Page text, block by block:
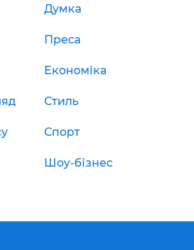
Думка
Преса
Економіка
Стиль
Спорт
Шоу-бізнес